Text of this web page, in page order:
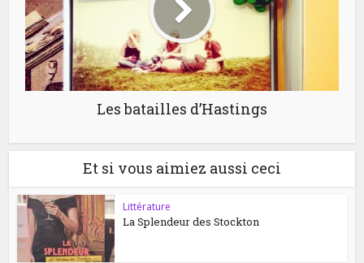
Les batailles d’Hastings
Et si vous aimiez aussi ceci
Littérature
La Splendeur des Stockton